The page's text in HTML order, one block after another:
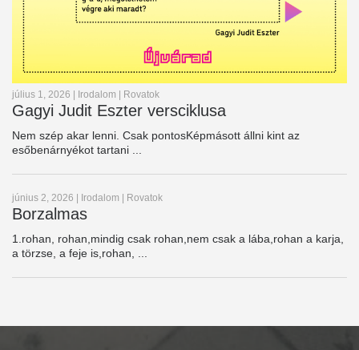
július 1, 2026 Irodalom Rovatok
Gagyi Judit Eszter versciklusa
Nem szép akar lenni. Csak pontosKépmásott állni kint az
esőbenárnyékot tartani ...
június 2, 2026 Irodalom Rovatok
Borzalmas
1.rohan, rohan,mindig csak rohan,nem csak a lába,rohan a karja,
a törzse, a feje is,rohan, ...